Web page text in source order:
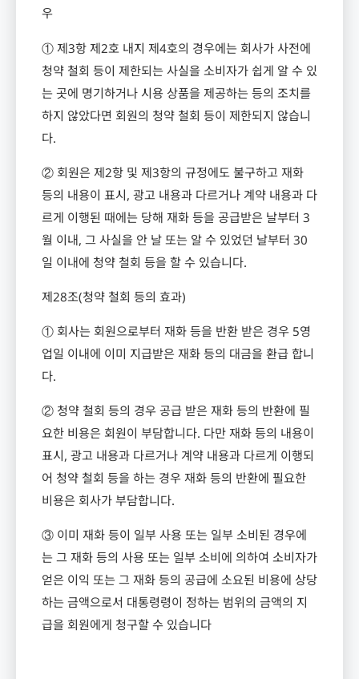
우
① 제3항 제2호 내지 제4호의 경우에는 회사가 사전에
청약 철회 등이 제한되는 사실을 소비자가 쉽게 알 수 있
는 곳에 명기하거나 시용 상품을 제공하는 등의 조치를
하지 않았다면 회원의 청약 철회 등이 제한되지 않습니
다.
② 회원은 제2항 및 제3항의 규정에도 불구하고 재화
등의 내용이 표시, 광고 내용과 다르거나 계약 내용과 다
르게 이행된 때에는 당해 재화 등을 공급받은 날부터 3
월 이내, 그 사실을 안 날 또는 알 수 있었던 날부터 30
일 이내에 청약 철회 등을 할 수 있습니다.
제28조(청약 철회 등의 효과)
① 회사는 회원으로부터 재화 등을 반환 받은 경우 5영
업일 이내에 이미 지급받은 재화 등의 대금을 환급 합니
다.
② 청약 철회 등의 경우 공급 받은 재화 등의 반환에 필
요한 비용은 회원이 부담합니다. 다만 재화 등의 내용이
표시, 광고 내용과 다르거나 계약 내용과 다르게 이행되
어 청약 철회 등을 하는 경우 재화 등의 반환에 필요한
비용은 회사가 부담합니다.
③ 이미 재화 등이 일부 사용 또는 일부 소비된 경우에
는 그 재화 등의 사용 또는 일부 소비에 의하여 소비자가
얻은 이익 또는 그 재화 등의 공급에 소요된 비용에 상당
하는 금액으로서 대통령령이 정하는 범위의 금액의 지
급을 회원에게 청구할 수 있습니다